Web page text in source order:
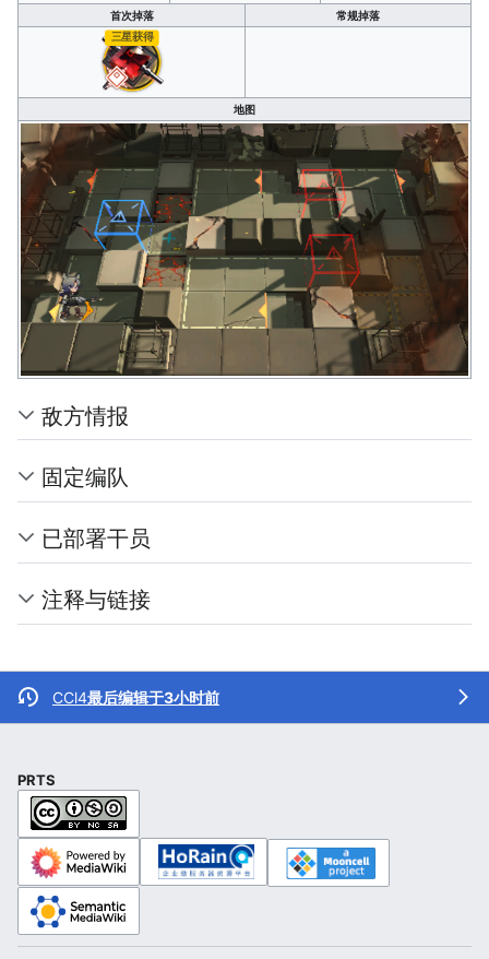
首次掉落
常规掉落
三星获得
地图
敌方情报
固定编队
已部署干员
注释与链接
CCl4最后编辑于3小时前
PRTS